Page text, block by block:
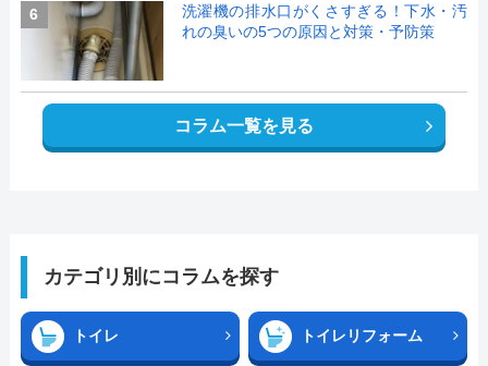
6
洗濯機の排水口がくさすぎる！下水・汚
れの臭いの5つの原因と対策・予防策
コラム一覧を見る
カテゴリ別にコラムを探す
トイレ トイレリフォーム